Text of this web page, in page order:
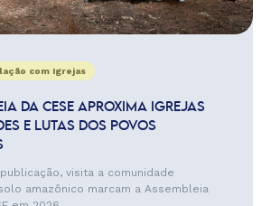
com Igrejas
DA CESE APROXIMA IGREJAS
E LUTAS DOS POVOS
visita a comunidade
amazônico marcam a Assembleia